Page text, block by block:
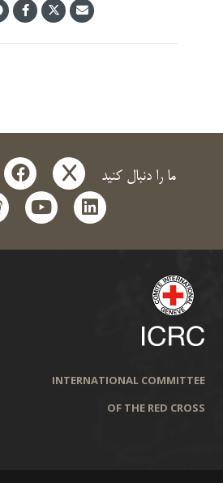
ما را دنبال کنید x
linkedin
INTERNATIONAL COMMITTEE
OF THE RED CROSS